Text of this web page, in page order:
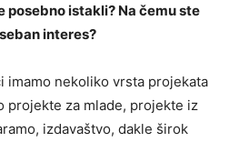
posebno istakli? Na čemu ste
interes?
imamo nekoliko vrsta projekata
projekte za mlade, projekte iz
izdavaštvo, dakle širok